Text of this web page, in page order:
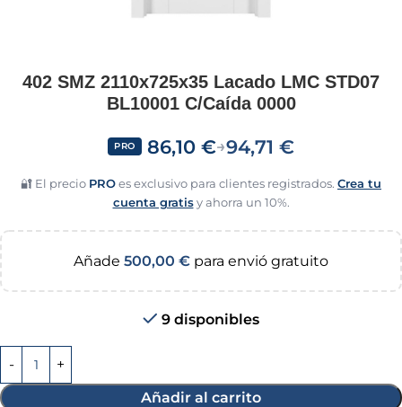
402 SMZ 2110x725x35 Lacado LMC STD07
BL10001 C/Caída 0000
PRO 86,10€→94,71€
🔐 El precio PROes exclusivo para clientes registrados. Crea tu
cuenta gratisy ahorra un 10%.
Añade 500,00 € para envió gratuito
9 disponibles
Añadir al carrito